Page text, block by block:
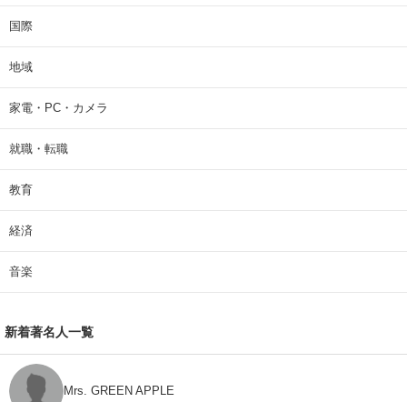
国際
地域
家電・PC・カメラ
就職・転職
教育
経済
音楽
新着著名人一覧
Mrs. GREEN APPLE